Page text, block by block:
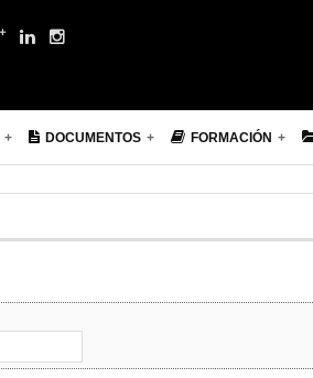
DOCUMENTOS FORMACIÓN